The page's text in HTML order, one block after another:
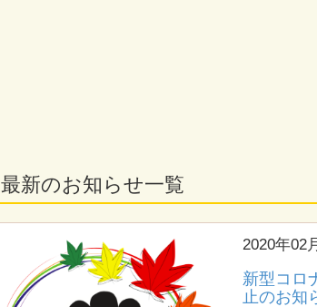
最新のお知らせ一覧
2020年02
新型コロ
止のお知